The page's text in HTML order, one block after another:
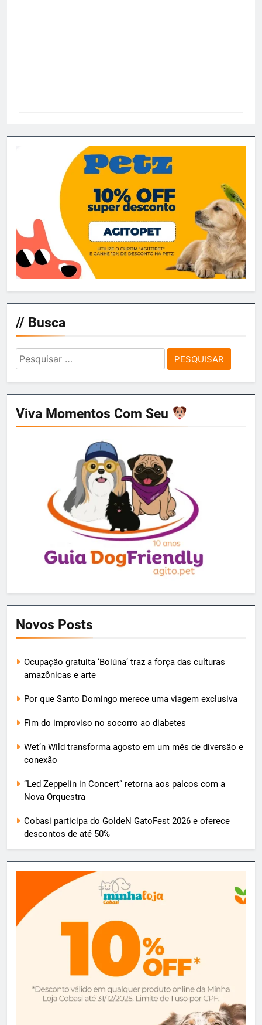
// Busca
Pesquisar
por:
Viva Momentos Com Seu
Novos Posts
Ocupação gratuita ‘Boiúna’ traz a força das culturas
amazônicas e arte
Por que Santo Domingo merece uma viagem exclusiva
Fim do improviso no socorro ao diabetes
Wet’n Wild transforma agosto em um mês de diversão e
conexão
“Led Zeppelin in Concert” retorna aos palcos com a
Nova Orquestra
Cobasi participa do GoldeN GatoFest 2026 e oferece
descontos de até 50%